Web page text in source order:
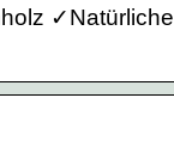
✓Natürliche